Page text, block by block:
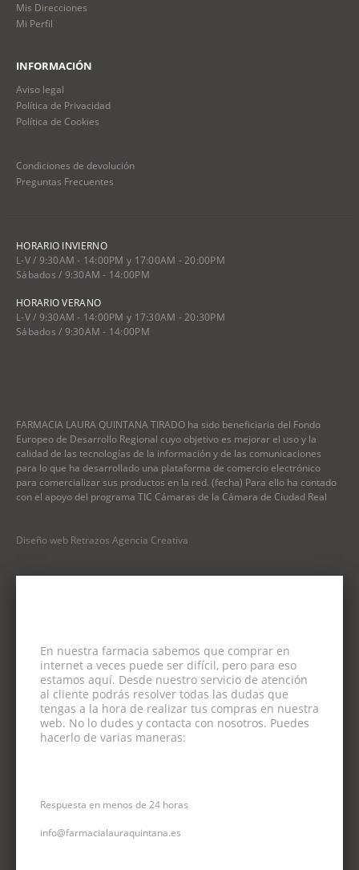
Mis Direcciones
Mi Perfil
INFORMACIÓN
Aviso legal
Política de Privacidad
Política de Cookies
Condiciones de devolución
Preguntas Frecuentes
HORARIO INVIERNO
L-V / 9:30AM - 14:00PM y 17:00AM - 20:00PM
Sábados / 9:30AM - 14:00PM
HORARIO VERANO
L-V / 9:30AM - 14:00PM y 17:30AM - 20:30PM
Sábados / 9:30AM - 14:00PM
FARMACIA LAURA QUINTANA TIRADO ha sido beneficiaria del Fondo
Europeo de Desarrollo Regional cuyo objetivo es mejorar el uso y la
calidad de las tecnologías de la información y de las comunicaciones
para lo que ha desarrollado una plataforma de comercio electrónico
para comercializar sus productos en la red. (fecha) Para ello ha contado
con el apoyo del programa TIC Cámaras de la Cámara de Ciudad Real
Diseño web Retrazos Agencia Creativa
En nuestra farmacia sabemos que comprar en
internet a veces puede ser difícil, pero para eso
estamos aquí. Desde nuestro servicio de atención
al cliente podrás resolver todas las dudas que
tengas a la hora de realizar tus compras en nuestra
web. No lo dudes y contacta con nosotros. Puedes
hacerlo de varias maneras:
Respuesta en menos de 24 horas
info@farmacialauraquintana.es